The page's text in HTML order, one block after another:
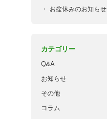
・ お盆休みのお知らせ
カテゴリー
Q&A
お知らせ
その他
コラム